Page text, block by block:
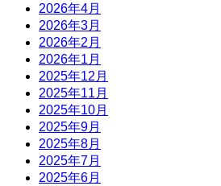
2026年4月
2026年3月
2026年2月
2026年1月
2025年12月
2025年11月
2025年10月
2025年9月
2025年8月
2025年7月
2025年6月